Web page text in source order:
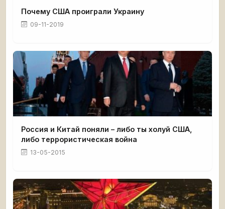
Почему США проиграли Украину
09-11-2019
Россия и Китай поняли – либо ты холуй США,
либо террористическая война
13-05-2015